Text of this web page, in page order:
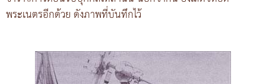
พระเนตรอีกด้วย ดังภาพที่บันทึกไว้